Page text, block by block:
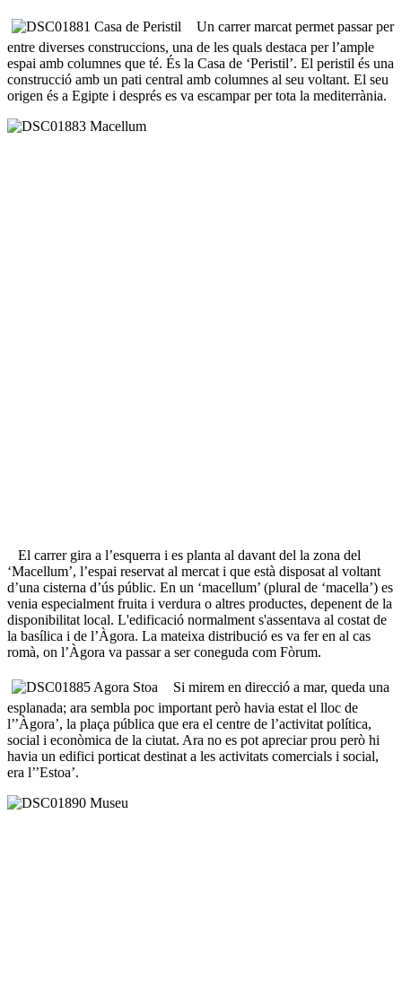
Un carrer marcat permet passar per
entre diverses construccions, una de les quals destaca per l’ample
espai amb columnes que té. És la Casa de ‘Peristil’. El peristil és una
construcció amb un pati central amb columnes al seu voltant. El seu
origen és a Egipte i després es va escampar per tota la mediterrània.
El carrer gira a l’esquerra i es planta al davant del la zona del
‘Macellum’, l’espai reservat al mercat i que està disposat al voltant
d’una cisterna d’ús públic. En un ‘macellum’ (plural de ‘macella’) es
venia especialment fruita i verdura o altres productes, depenent de la
disponibilitat local. L'edificació normalment s'assentava al costat de
la basílica i de l’Àgora. La mateixa distribució es va fer en al cas
romà, on l’Àgora va passar a ser coneguda com Fòrum.
Si mirem en direcció a mar, queda una
esplanada; ara sembla poc important però havia estat el lloc de
l’’Àgora’, la plaça pública que era el centre de l’activitat política,
social i econòmica de la ciutat. Ara no es pot apreciar prou però hi
havia un edifici porticat destinat a les activitats comercials i social,
era l’’Estoa’.